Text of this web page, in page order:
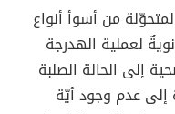
من أسوأ أنواع
لعملية الهدرجة
إلى الحالة الصلبة
إلى عدم وجود أيّة